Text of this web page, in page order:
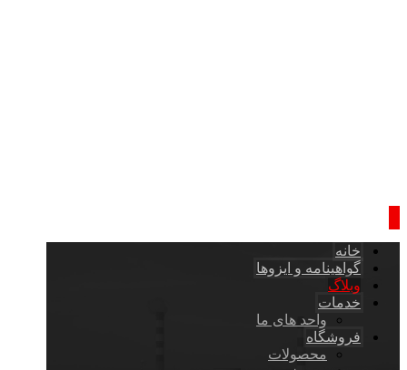
خانه
گواهینامه و ایزوها
وبلاگ
خدمات
واحد های ما
فروشگاه
محصولات